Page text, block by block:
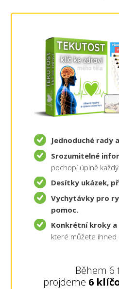
Jednoduché rady
Srozumitelné
pochopí úplně každý.
Desítky ukázek,
Vychytávky pro
pomoc.
Konkrétní kroky
které můžete ihned
Během 6
projdeme 6